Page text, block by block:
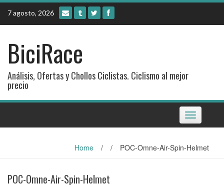
Skip
content
7 agosto, 2026
BiciRace
Análisis, Ofertas y Chollos Ciclistas. Ciclismo al mejor
precio
Toggle
navigation
Home / / POC-Omne-Air-Spin-Helmet
POC-Omne-Air-Spin-Helmet